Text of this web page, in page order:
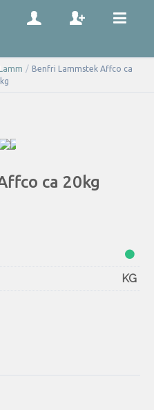
Lamm / Benfri Lammstek Affco ca
ca 20kg
KG